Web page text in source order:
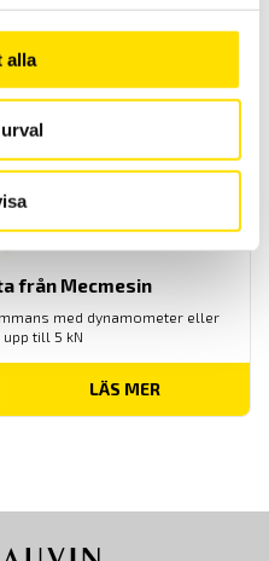
alla
LÄS MER
från Mecmesin
med dynamometer eller
till 5 kN
LÄS MER